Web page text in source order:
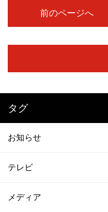
前のページへ
タグ
お知らせ
テレビ
メディア